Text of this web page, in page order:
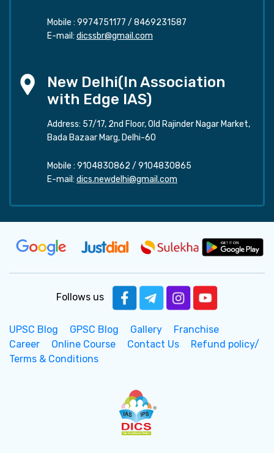
Mobile : 9974751177 / 8469231587
E-mail: dicssbr@gmail.com
New Delhi(In Association
with Edge IAS)
Address: 57/17, 2nd Floor, Old Rajinder Nagar Market,
Bada Bazaar Marg, Delhi-60
Mobile : 9104830862 / 9104830865
E-mail: dics.newdelhi@gmail.com
Follows us
UPSC Blog GPSC Blog Gallery
Franchise
Career
Online Course Contact Us
Refund policy/
Terms & Conditions